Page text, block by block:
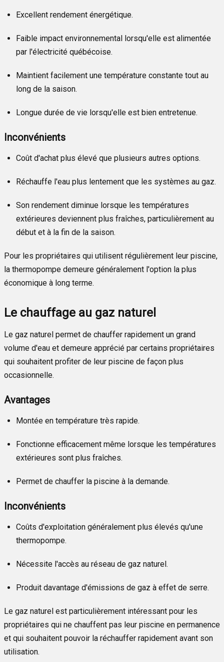
Excellent rendement énergétique.
Faible impact environnemental lorsqu'elle est alimentée
par l'électricité québécoise.
Maintient facilement une température constante tout au
long de la saison.
Longue durée de vie lorsqu'elle est bien entretenue.
Inconvénients
Coût d'achat plus élevé que plusieurs autres options.
Réchauffe l'eau plus lentement que les systèmes au gaz.
Son rendement diminue lorsque les températures
extérieures deviennent plus fraîches, particulièrement au
début et à la fin de la saison.
Pour les propriétaires qui utilisent régulièrement leur piscine,
la thermopompe demeure généralement l'option la plus
économique à long terme.
Le chauffage au gaz naturel
Le gaz naturel permet de chauffer rapidement un grand
volume d'eau et demeure apprécié par certains propriétaires
qui souhaitent profiter de leur piscine de façon plus
occasionnelle.
Avantages
Montée en température très rapide.
Fonctionne efficacement même lorsque les températures
extérieures sont plus fraîches.
Permet de chauffer la piscine à la demande.
Inconvénients
Coûts d'exploitation généralement plus élevés qu'une
thermopompe.
Nécessite l'accès au réseau de gaz naturel.
Produit davantage d'émissions de gaz à effet de serre.
Le gaz naturel est particulièrement intéressant pour les
propriétaires qui ne chauffent pas leur piscine en permanence
et qui souhaitent pouvoir la réchauffer rapidement avant son
utilisation.